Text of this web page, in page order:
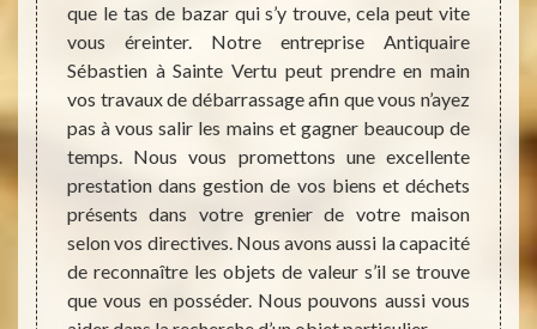
des
se
de
tact
en
que
le
que le tas de bazar qui s’y trouve, cela peut vite
vous éreinter. Notre entreprise Antiquaire
Sébastien à Sainte Vertu peut prendre en main
vos travaux de débarrassage afin que vous n’ayez
pas à vous salir les mains et gagner beaucoup de
temps. Nous vous promettons une excellente
prestation dans gestion de vos biens et déchets
présents dans votre grenier de votre maison
selon vos directives. Nous avons aussi la capacité
de reconnaître les objets de valeur s’il se trouve
que vous en posséder. Nous pouvons aussi vous
un
nous
de
plus